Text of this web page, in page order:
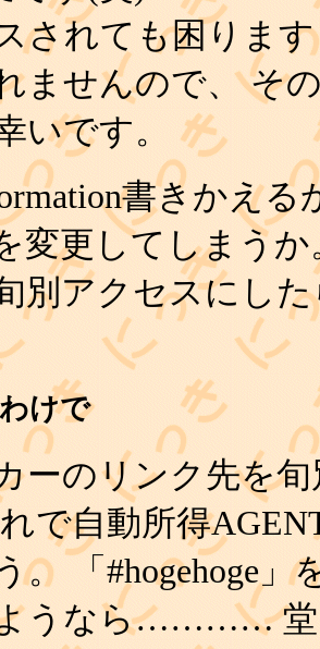
されても困りま
ませんので、 そ
いです。
書きかえ
変更してしまう
別アクセスにし
けで
ーのリンク先を
で自動所得
。 「#hogehoge
うなら………… 堂